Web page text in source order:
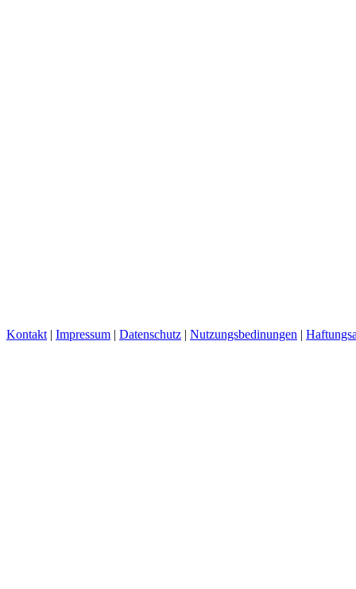
Kontakt | Impressum | Datenschutz | Nutzungsbedinungen |